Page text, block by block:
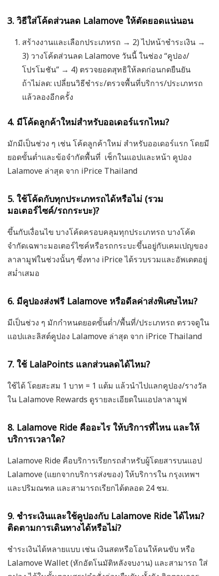
3. วิธีใส่โค้ดส่วนลด Lalamove ให้ตัดยอดแน่นอน
สร้างงานและเลือกประเภทรถ → 2) ไปหน้าชำระเงิน →
3) วางโค้ดส่วนลด Lalamove วันนี้ ในช่อง “คูปอง/
โปรโมชัน” → 4) ตรวจยอดสุทธิให้ลดก่อนกดยืนยัน
ถ้าไม่ลด: เปลี่ยนวิธีชำระ/ตรวจพื้นที่บริการ/ประเภทรถ
แล้วลองอีกครั้ง
4. มีโค้ดลูกค้าใหม่สำหรับออเดอร์แรกไหม?
มักมีเป็นช่วง ๆ เช่น โค้ดลูกค้าใหม่ สำหรับออเดอร์แรก โดยมี
ยอดขั้นต่ำและข้อจำกัดพื้นที่ เช็กในแอปและหน้า คูปอง
Lalamove ล่าสุด จาก iPrice Thailand
5. ใช้โค้ดกับทุกประเภทรถได้หรือไม่ (รวม
มอเตอร์ไซค์/รถกระบะ)?
ขึ้นกับเงื่อนไข บางโค้ดครอบคลุมทุกประเภทรถ บางโค้ด
จำกัดเฉพาะมอเตอร์ไซค์หรือรถกระบะขึ้นอยู่กับเคมเปญของ
ลาลามูฟในช่วงนั้นๆ ซึ่งทาง iPrice ได้รวบรวมและอัพเดตอยู่
สม่ำเสมอ
6. มีคูปองส่งฟรี Lalamove หรือดีลค่าส่งพิเศษไหม?
มีเป็นช่วง ๆ มักกำหนดยอดขั้นต่ำ/พื้นที่/ประเภทรถ ตรวจดูใน
แอปและลิสต์คูปอง Lalamove ล่าสุด จาก iPrice Thailand
7. ใช้ LalaPoints แลกส่วนลดได้ไหม?
ใช้ได้ โดยสะสม 1 บาท = 1 แต้ม แล้วนำไปแลกคูปอง/รางวัล
ใน Lalamove Rewards ดูรายละเอียดในแอปลาลามูฟ
8. Lalamove Ride คืออะไร ให้บริการที่ไหน และให้
บริการเวลาใด?
Lalamove Ride คือบริการเรียกรถสำหรับผู้โดยสารบนแอป
Lalamove (แยกจากบริการส่งของ) ให้บริการใน กรุงเทพฯ
และปริมณฑล และสามารถเรียกได้ตลอด 24 ชม.
9. ชำระเงินและใช้คูปองกับ Lalamove Ride ได้ไหม?
ติดตามการเดินทางได้หรือไม่?
ชำระเงินได้หลายแบบ เช่น เงินสดหรือโอนให้คนขับ หรือ
Lalamove Wallet (หักอัตโนมัติหลังจบงาน) และสามารถ ใส่